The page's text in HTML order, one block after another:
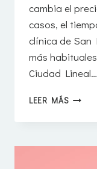
cambia el
casos, el
clínica de San
más
Ciudad Lineal…
LEER MÁS
VS.